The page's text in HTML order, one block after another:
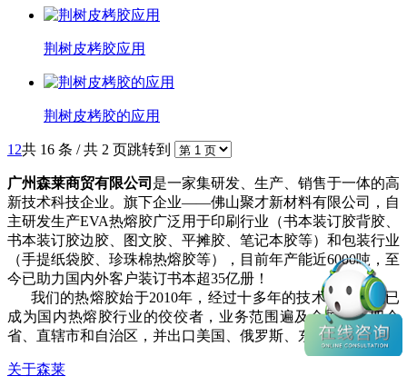
荆树皮栲胶应用
荆树皮栲胶的应用
1 2共 16 条 / 共 2 页跳转到
广州森莱商贸有限公司 是一家集研发、生产、销售于一体的高
新技术科技企业。旗下企业——佛山聚才新材料有限公司，自
主研发生产EVA热熔胶广泛用于印刷行业（书本装订胶背胶、
书本装订胶边胶、图文胶、平摊胶、笔记本胶等）和包装行业
（手提纸袋胶、珍珠棉热熔胶等），目前年产能近6000吨，至
今已助力国内外客户装订书本超35亿册！
我们的热熔胶始于2010年，经过十多年的技术沉淀，现已
成为国内热熔胶行业的佼佼者，业务范围遍及全国三十四个
省、直辖市和自治区，并出口美国、俄罗斯、东欧等地区。
关于森莱